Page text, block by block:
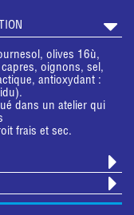
olives 16ù,
oignons, sel,
antioxydant :
dans un atelier qui
frais et sec.